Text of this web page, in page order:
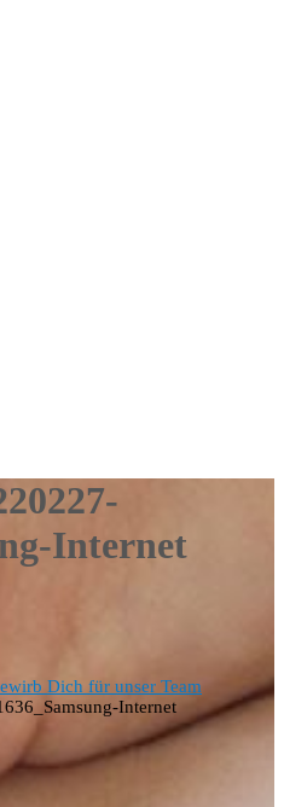
Internet
Dich für unser Team
Internet